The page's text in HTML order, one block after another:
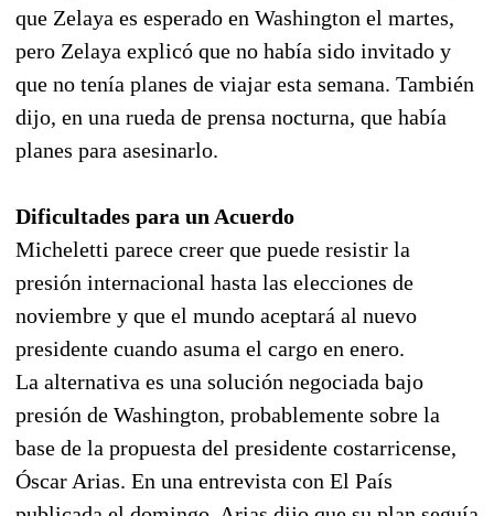
que Zelaya es esperado en Washington el martes,
pero Zelaya explicó que no había sido invitado y
que no tenía planes de viajar esta semana. También
dijo, en una rueda de prensa nocturna, que había
planes para asesinarlo.
Dificultades para un Acuerdo
Micheletti parece creer que puede resistir la
presión internacional hasta las elecciones de
noviembre y que el mundo aceptará al nuevo
presidente cuando asuma el cargo en enero.
La alternativa es una solución negociada bajo
presión de Washington, probablemente sobre la
base de la propuesta del presidente costarricense,
Óscar Arias. En una entrevista con El País